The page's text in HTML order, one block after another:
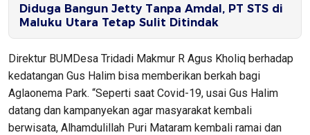
Diduga Bangun Jetty Tanpa Amdal, PT STS di
Maluku Utara Tetap Sulit Ditindak
Direktur BUMDesa Tridadi Makmur R Agus Kholiq berhadap
kedatangan Gus Halim bisa memberikan berkah bagi
Aglaonema Park. “Seperti saat Covid-19, usai Gus Halim
datang dan kampanyekan agar masyarakat kembali
berwisata, Alhamdulillah Puri Mataram kembali ramai dan